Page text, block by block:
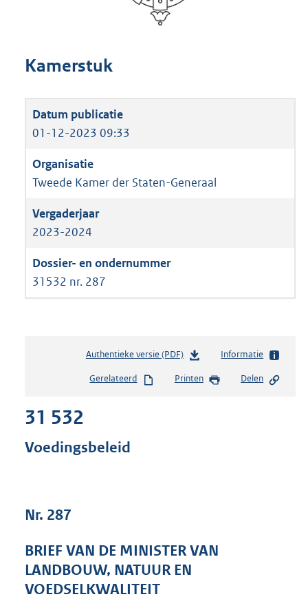
Kamerstuk
01-12-2023 09:33
Tweede Kamer der Staten-Generaal
2023-2024
31532 nr. 287
Authentieke versie (PDF)b
s
e
:
Informatie
Gerelateerd Printen Delen
31 532
Voedingsbeleid
Nr. 287
BRIEF VAN DE MINISTER VAN
LANDBOUW, NATUUR EN
VOEDSELKWALITEIT